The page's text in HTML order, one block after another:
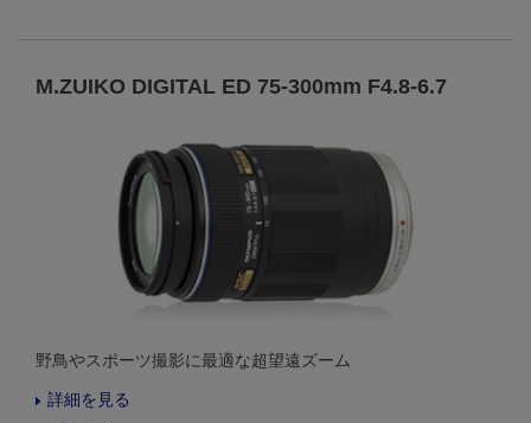
M.ZUIKO DIGITAL ED 75-300mm F4.8-6.7
野鳥やスポーツ撮影に最適な超望遠ズーム
詳細を見る